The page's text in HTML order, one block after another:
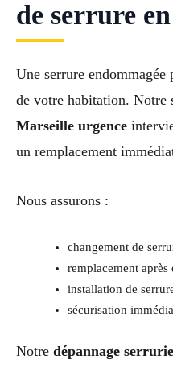
de serrure
Une serrure
de votre habitation. Notre
Marseille urgence
un remplacement
Nous assurons :
changement de
remplacement après
installation de
sécurisation
Notre dépannage